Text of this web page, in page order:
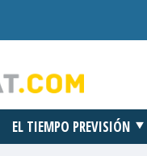
EL TIEMPO PREVISIÓN